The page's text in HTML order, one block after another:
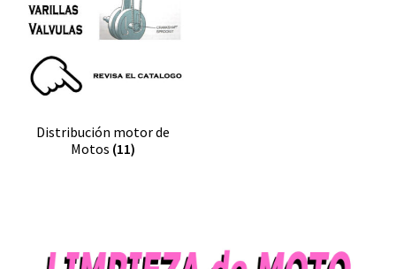
Distribución motor de
Motos (11)